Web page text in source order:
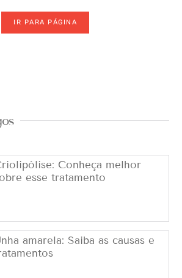
IR PARA PÁGINA
Conheça melhor
esse tratamento
amarela: Saiba as causas e